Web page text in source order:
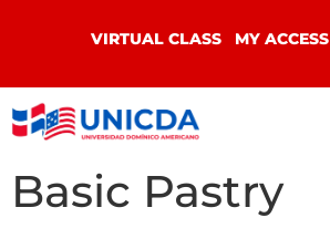
VIRTUAL CLASS MY ACCESS
Basic Pastry